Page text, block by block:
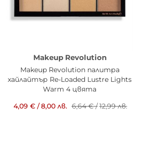
Makeup Revolution
Makeup Revolution палитра
хайлайтър Re-Loaded Lustre Lights
Warm 4 цвята
4,09 €/8,00 лв. 6,64 €/12,99 лв.